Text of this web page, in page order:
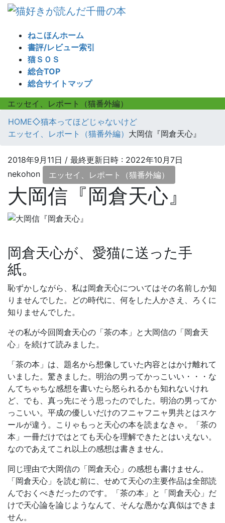
ねこほんホーム
書評/レビュー索引
猫ＳＯＳ
総合TOP
総合サイトマップ
エッセイ、レポート（猫番外編）
HOME◇猫本ってほどじゃないけど
エッセイ、レポート（猫番外編） 大岡信『岡倉天心』
2018年9月11日 / 最終更新日時 : 2022年10月7日
nekohon
エッセイ、レポート（猫番外編）
大岡信『岡倉天心』
岡倉天心が、愛猫に送った手
紙。
恥ずかしながら、私は岡倉天心についてはその名前しか知
りませんでした。どの時代に、何をした人かさえ、ろくに
知りませんでした。
その私が今回岡倉天心の「茶の本」と大岡信の「岡倉天
心」を続けて読みました。
「茶の本」は、題名から想像していた内容とはかけ離れて
いました。驚きました。明治の男ってかっこいい・・・な
んてちゃちな感想を書いたら怒られるかも知れないけれ
ど、でも、真っ先にそう思ったのでした。明治の男ってか
っこいい。平成の優しいだけのフニャフニャ男共とはスケ
ールが違う。こりゃもっと天心の本を読まなきゃ。「茶の
本」一冊だけではとても天心を理解できたとはいえない。
なのであえてこれ以上の感想は書きません。
同じ理由で大岡信の「岡倉天心」の感想も書けません。
「岡倉天心」を読む前に、せめて天心の主要作品は全部読
んでおくべきだったのです。「茶の本」と「岡倉天心」だ
けで天心論を論じようなんて、そんな愚かな真似はできま
せん。